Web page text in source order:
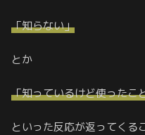
「知らない」
とか
「知っているけど使ったこ
といった反応が返ってくる